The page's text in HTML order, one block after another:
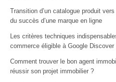
Transition d’un catalogue produit
du succès d’une marque en ligne
Les critères techniques
commerce éligible à Google Discover
Comment trouver le bon agent
réussir son projet immobilier ?